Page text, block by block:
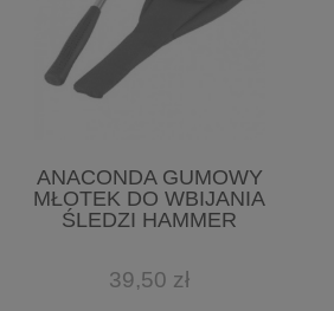
ANACONDA GUMOWY
MŁOTEK DO WBIJANIA
ŚLEDZI HAMMER
39,50 zł